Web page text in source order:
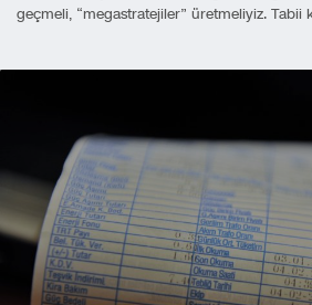
geçmeli, “megastratejiler” üretmeliyiz. Tabii